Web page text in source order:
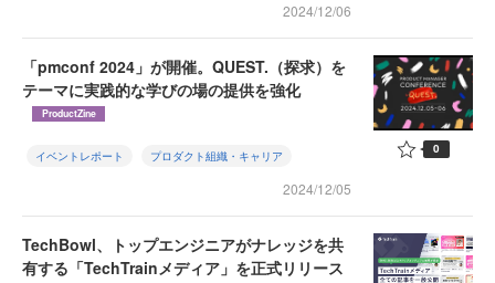
2024/12/06
「pmconf 2024」が開催。QUEST.（探求）を
テーマに実践的な学びの場の提供を強化
ProductZine
イベントレポート プロダクト組織・キャリア
2024/12/05
0
TechBowl、トップエンジニアがナレッジを共
有する「TechTrainメディア」を正式リリース